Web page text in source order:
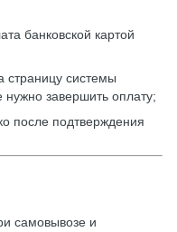
банковской картой
страницу системы
нужно завершить оплату;
после подтверждения
самовывозе и